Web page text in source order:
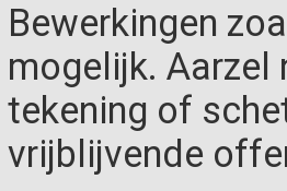
Bewerkingen
mogelijk. Aarzel
tekening of
vrijblijvende